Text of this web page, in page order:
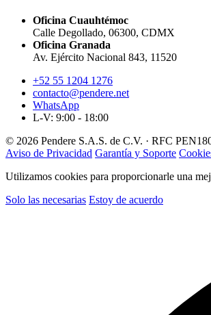
Oficina Cuauhtémoc
Calle Degollado, 06300, CDMX
Oficina Granada
Av. Ejército Nacional 843, 11520
+52 55 1204 1276
contacto@pendere.net
WhatsApp
L-V: 9:00 - 18:00
© 2026 Pendere S.A.S. de C.V. · RFC
Aviso de Privacidad Garantía y Soporte
Utilizamos cookies para proporcionarle una
Solo las necesarias Estoy de acuerdo